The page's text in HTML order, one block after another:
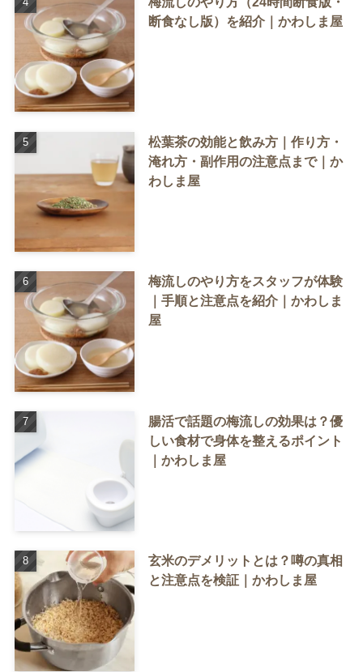
断食なし版）を紹介｜かわしま屋
松葉茶の効能と飲み方｜作り方・
淹れ方・副作用の注意点まで｜か
わしま屋
梅流しのやり方をスタッフが体験
｜手順と注意点を紹介｜かわしま
屋
腸活で話題の梅流しの効果は？優
しい食材で身体を整えるポイント
｜かわしま屋
玄米のデメリットとは？噂の真相
と注意点を検証｜かわしま屋